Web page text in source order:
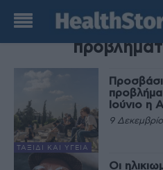
TAG
ΤΑΞΊΔΙ ΚΑΙ ΥΓΕΊΑ
Ιούνιο η
9
Οι